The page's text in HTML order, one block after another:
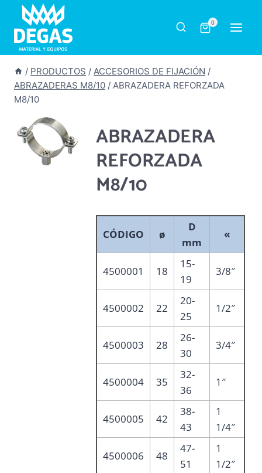
Saltar
contenido
0
/ PRODUCTOS / ACCESORIOS DE FIJACIÓN /
ABRAZADERAS M8/10 / ABRAZADERA REFORZADA
M8/10
ABRAZADERA
REFORZADA
M8/10
CÓDIGO ø
D
mm
«
4500001 18
15-
19
3/8″
4500002 22
20-
25
1/2″
4500003 28
26-
30
3/4″
4500004 35
32-
36
1″
4500005 42
38-
43
1
1/4″
4500006 48
47-
51
1
1/2″